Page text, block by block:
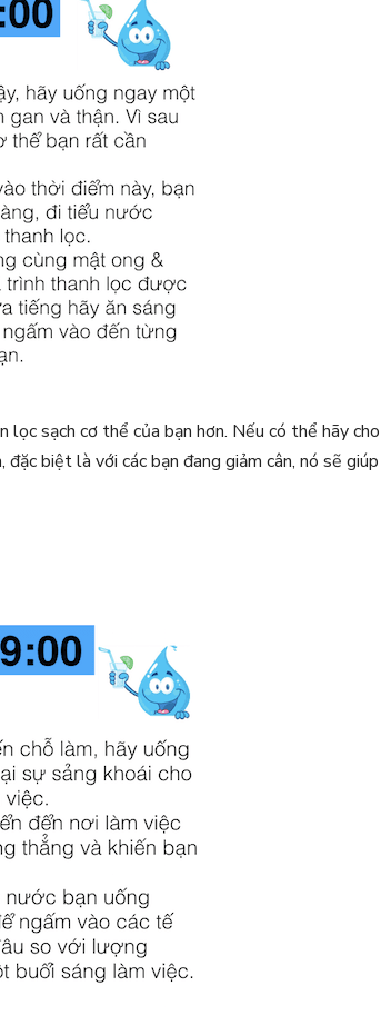
sạch cơ thể của bạn hơn. Nếu có thể hãy cho
biệt là với các bạn đang giảm cân, nó sẽ giúp